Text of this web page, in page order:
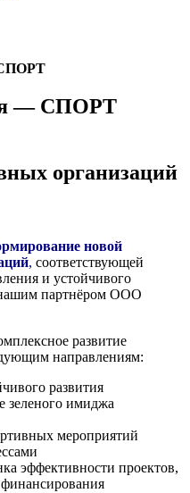
— СПОРТ
организаций
новой
, соответствующей
и устойчивого
партнёром ООО
развитие
направлениям:
развития
зеленого имиджа
мероприятий
эффективности проектов,